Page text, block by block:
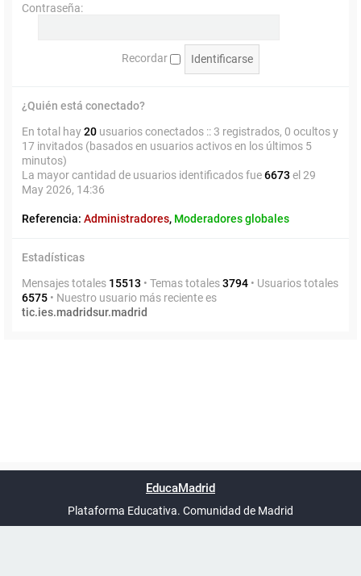
Contraseña:
Recordar
¿Quién está conectado?
En total hay20 usuarios conectados :: 3 registrados, 0 ocultos y
17 invitados (basados en usuarios activos en los últimos 5
minutos)
La mayor cantidad de usuarios identificados fue6673 el 29
May 2026, 14:36
Referencia: Administradores, Moderadores globales
Estadísticas
Mensajes totales 15513 • Temas totales3794 • Usuarios totales
6575 • Nuestro usuario más reciente es
tic.ies.madridsur.madrid
UTC+02:00
phpBB España
EducaMadrid
Plataforma Educativa. Comunidad de Madrid